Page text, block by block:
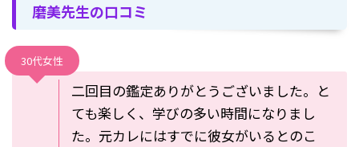
磨美先生の口コミ
30代女性
二回目の鑑定ありがとうございました。と
ても楽しく、学びの多い時間になりまし
た。元カレにはすでに彼女がいるとのこ